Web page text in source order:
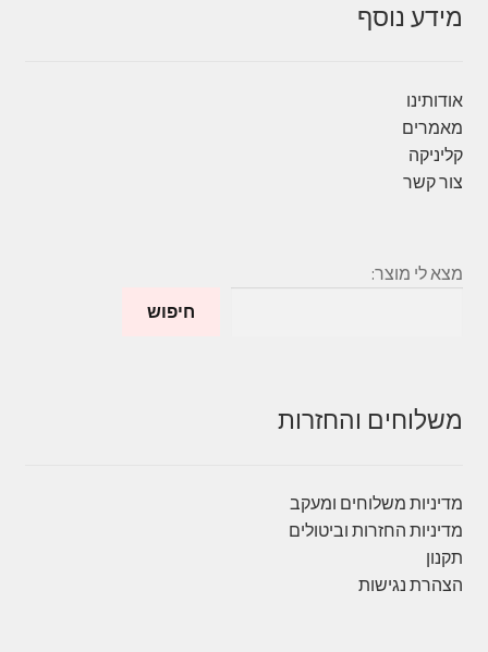
מידע נוסף
אודותינו
מאמרים
קליניקה
צור קשר
מצא לי מוצר:
חיפוש
משלוחים והחזרות
מדיניות משלוחים ומעקב
מדיניות החזרות וביטולים
תקנון
הצהרת נגישות